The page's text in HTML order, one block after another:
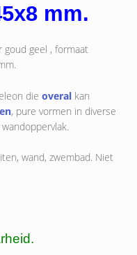
mm.
goud geel , formaat
die overalkan
, pure vormen in diverse
wand, zwembad. Niet